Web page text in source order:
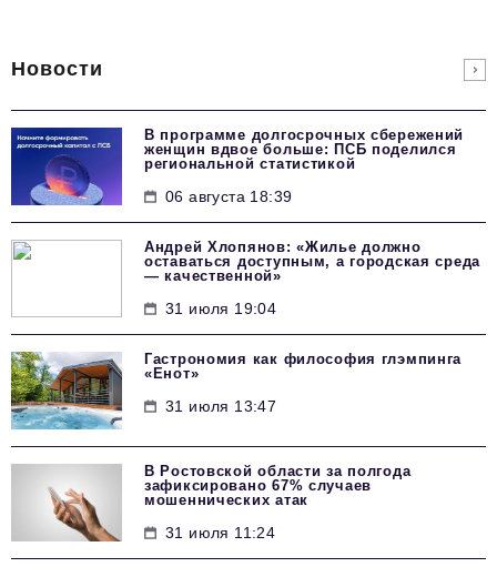
Новости
В программе долгосрочных сбережений
женщин вдвое больше: ПСБ поделился
региональной статистикой
06 августа 18:39
Андрей Хлопянов: «Жилье должно
оставаться доступным, а городская среда
— качественной»
31 июля 19:04
Гастрономия как философия глэмпинга
«Енот»
31 июля 13:47
В Ростовской области за полгода
зафиксировано 67% случаев
мошеннических атак
31 июля 11:24